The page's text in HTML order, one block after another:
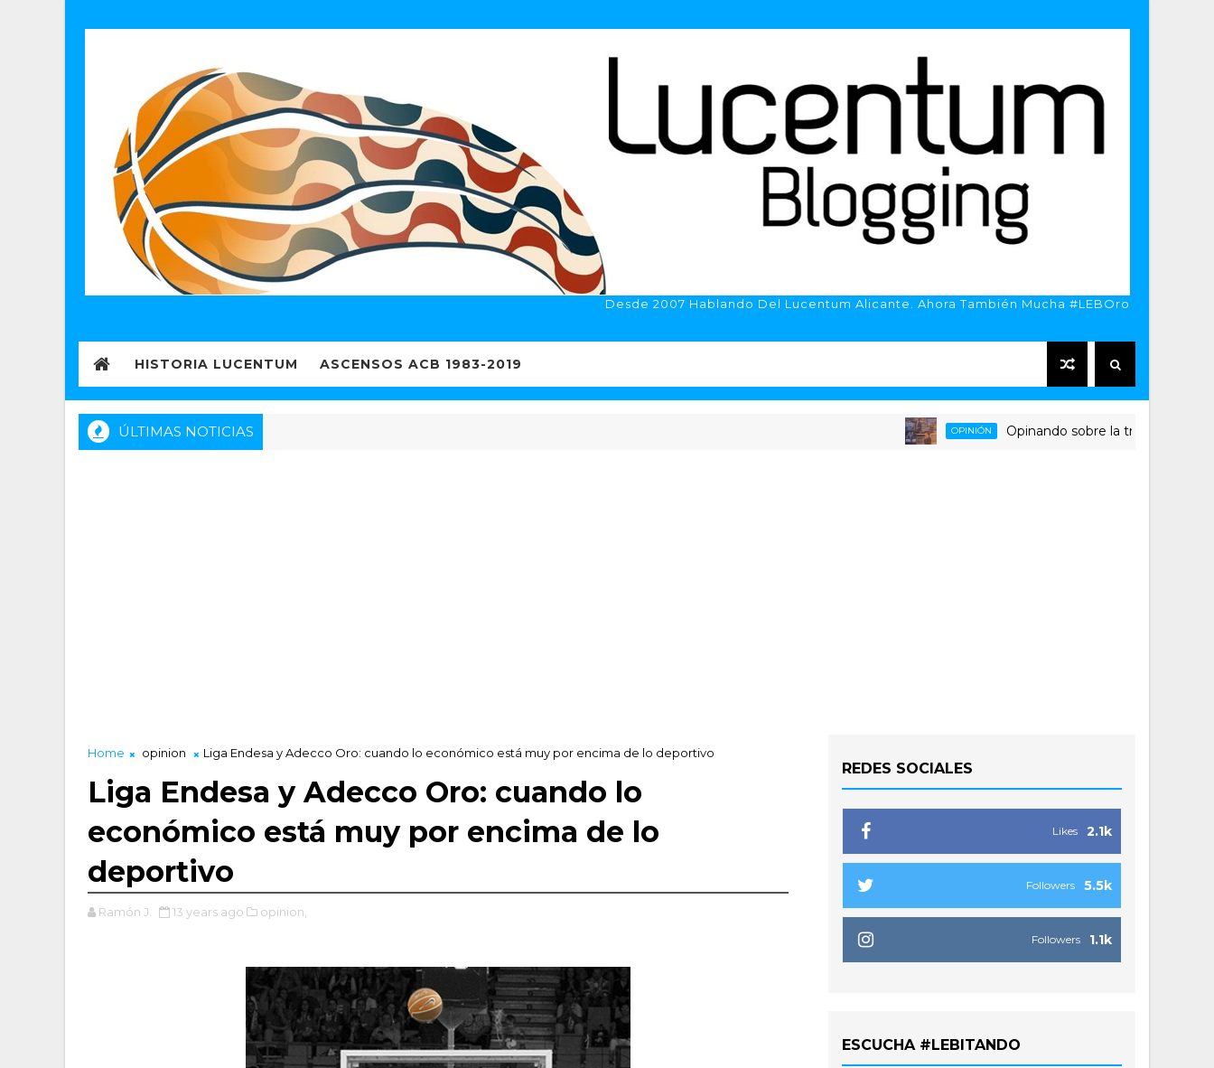
Desde 2007 Hablando Del Lucentum Alicante. Ahora También Mucha #LEBOro
HISTORIA LUCENTUM ASCENSOS ACB 1983-2019
ÚLTIMAS NOTICIAS OPINIÓN Opinando sobre la triste despedida del
Home opinion Liga Endesa y Adecco Oro: cuando lo económico está muy por encima de lo deportivo
Liga Endesa y Adecco Oro: cuando lo
económico está muy por encima de lo
deportivo
Ramón J. 13 years ago opinion,
REDES SOCIALES
2.1k
Likes
5.5k
Followers
1.1k
Followers
ESCUCHA #LEBITANDO